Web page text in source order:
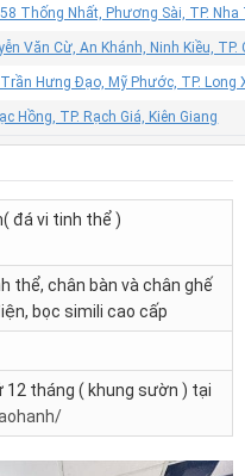
Thống Nhất, Phương Sài, TP.
Văn Cừ, An Khánh, Ninh Kiều,
Hưng Đạo, Mỹ Phước, TP. Long
Hồng, TP. Rạch Giá, Kiên Giang
đá vi tinh thể )
thể, chân bàn và chân ghế
bọc simili cao cấp
12 tháng ( khung sườn ) tại